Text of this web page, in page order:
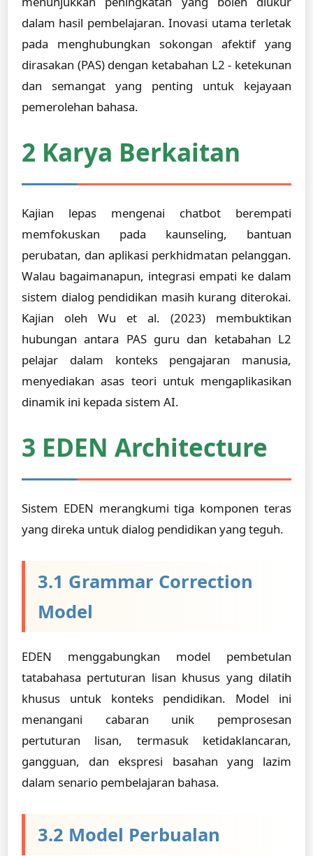
dalam hasil pembelajaran. Inovasi utama terletak
pada menghubungkan sokongan afektif yang
dirasakan (PAS) dengan ketabahan L2 - ketekunan
dan semangat yang penting untuk kejayaan
pemerolehan bahasa.
2 Karya Berkaitan
Kajian lepas mengenai chatbot berempati
memfokuskan pada kaunseling, bantuan
perubatan, dan aplikasi perkhidmatan pelanggan.
Walau bagaimanapun, integrasi empati ke dalam
sistem dialog pendidikan masih kurang diterokai.
Kajian oleh Wu et al. (2023) membuktikan
hubungan antara PAS guru dan ketabahan L2
pelajar dalam konteks pengajaran manusia,
menyediakan asas teori untuk mengaplikasikan
dinamik ini kepada sistem AI.
3 EDEN Architecture
Sistem EDEN merangkumi tiga komponen teras
yang direka untuk dialog pendidikan yang teguh.
3.1 Grammar Correction
Model
EDEN menggabungkan model pembetulan
tatabahasa pertuturan lisan khusus yang dilatih
khusus untuk konteks pendidikan. Model ini
menangani cabaran unik pemprosesan
pertuturan lisan, termasuk ketidaklancaran,
gangguan, dan ekspresi basahan yang lazim
dalam senario pembelajaran bahasa.
3.2 Model Perbualan